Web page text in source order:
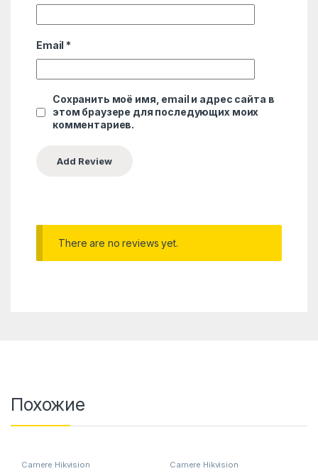
Email *
Сохранить моё имя, email и адрес сайта в
этом браузере для последующих моих
комментариев.
There are no reviews yet.
Похожие
Camere Hikvision Camere Hikvision